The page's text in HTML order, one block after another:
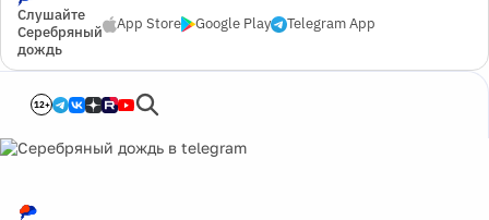
Слушайте
Серебряный
дождь
App Store Google Play Telegram App
12+